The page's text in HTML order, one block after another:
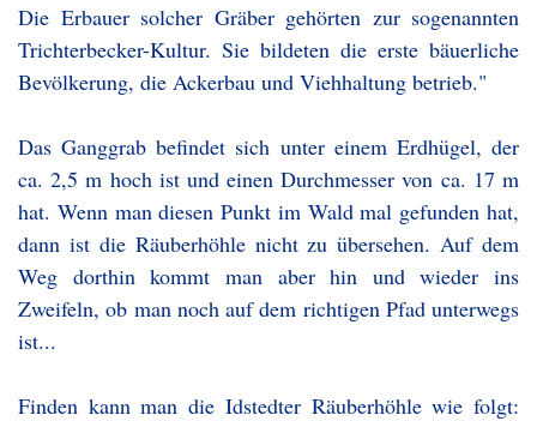
Die Erbauer solcher Gräber gehörten zur sogenannten
Trichterbecker-Kultur. Sie bildeten die erste bäuerliche
Bevölkerung, die Ackerbau und Viehhaltung betrieb."
Das Ganggrab befindet sich unter einem Erdhügel, der
ca. 2,5 m hoch ist und einen Durchmesser von ca. 17 m
hat. Wenn man diesen Punkt im Wald mal gefunden hat,
dann ist die Räuberhöhle nicht zu übersehen. Auf dem
Weg dorthin kommt man aber hin und wieder ins
Zweifeln, ob man noch auf dem richtigen Pfad unterwegs
ist...
Finden kann man die Idstedter Räuberhöhle wie folgt: